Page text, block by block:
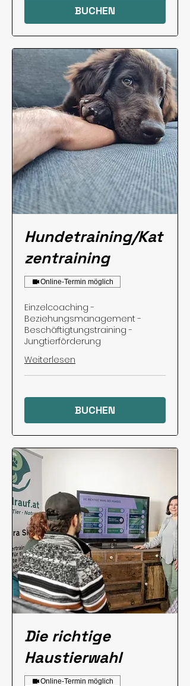
BUCHEN
Hundetraining/Kat
zentraining
Online-Termin möglich
Einzelcoaching -
Beziehungsmanagement -
Beschäftigtungstraining -
Jungtierförderung
Weiterlesen
BUCHEN
Die richtige
Haustierwahl
Online-Termin möglich